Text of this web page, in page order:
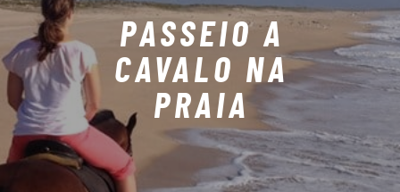
PASSEIO A
CAVALO NA
PRAIA